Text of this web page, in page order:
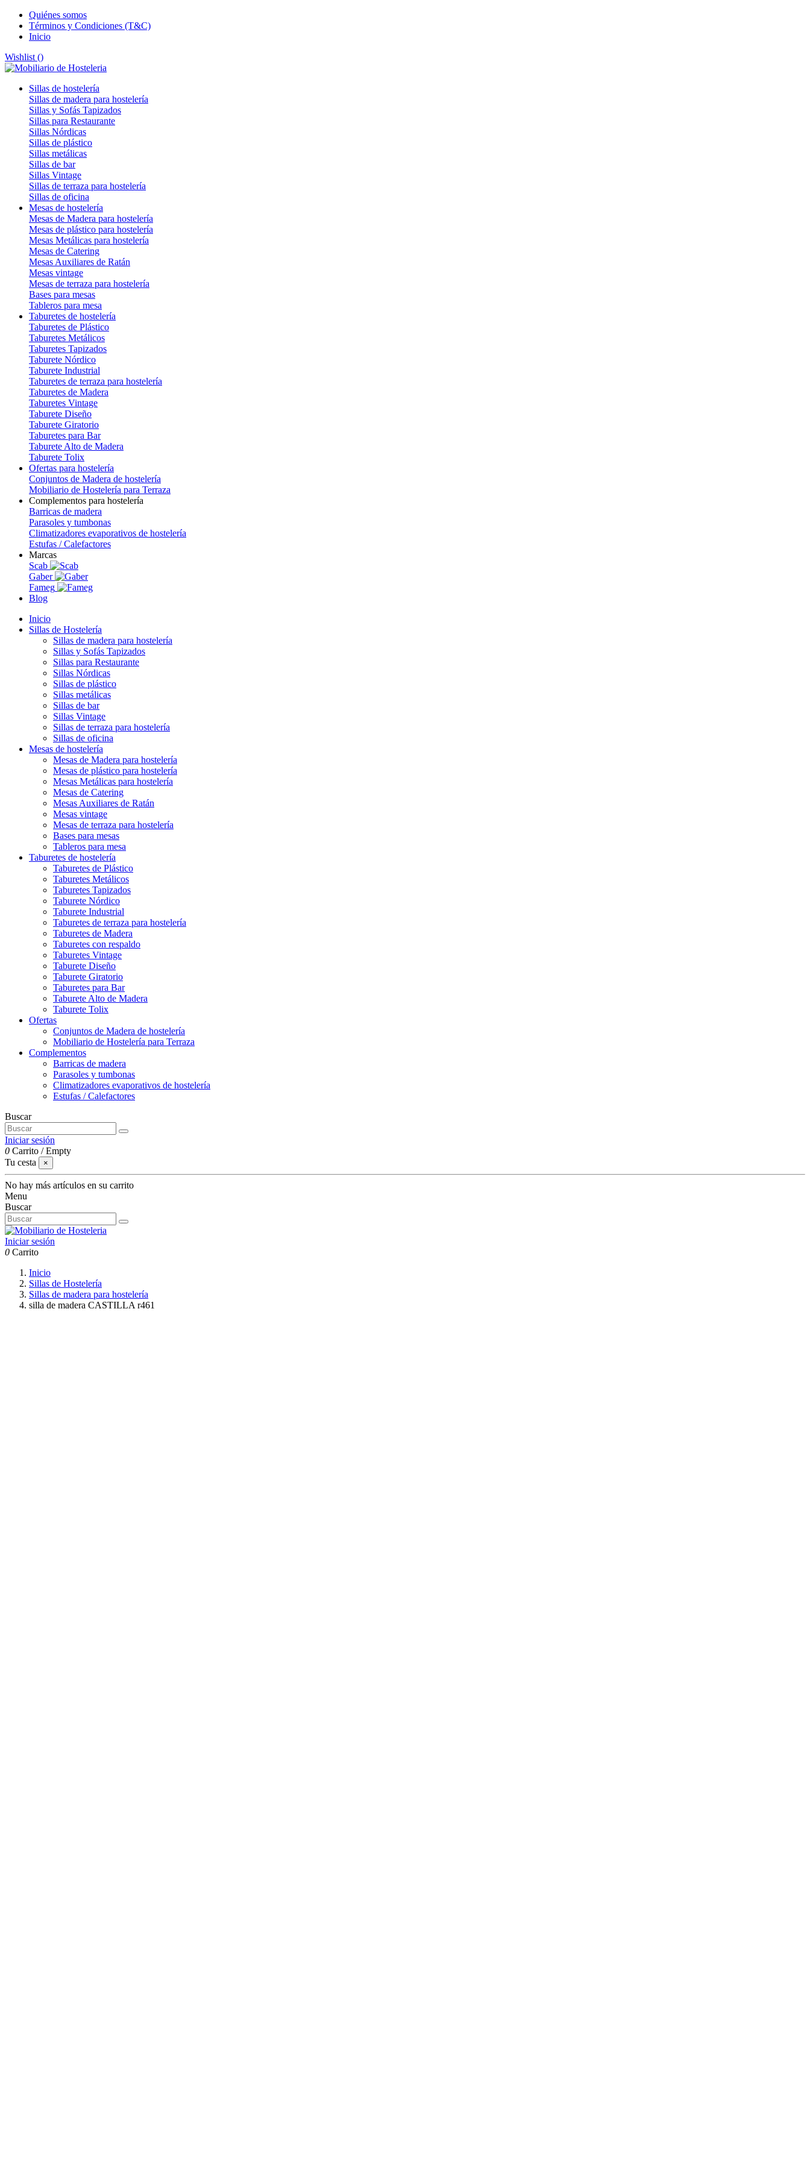
Quiénes somos
Términos y Condiciones (T&C)
Inicio
Wishlist ()
Sillas de hostelería
Sillas de madera para hostelería
Sillas y Sofás Tapizados
Sillas para Restaurante
Sillas Nórdicas
Sillas de plástico
Sillas metálicas
Sillas de bar
Sillas Vintage
Sillas de terraza para hostelería
Sillas de oficina
Mesas de hostelería
Mesas de Madera para hostelería
Mesas de plástico para hostelería
Mesas Metálicas para hostelería
Mesas de Catering
Mesas Auxiliares de Ratán
Mesas vintage
Mesas de terraza para hostelería
Bases para mesas
Tableros para mesa
Taburetes de hostelería
Taburetes de Plástico
Taburetes Metálicos
Taburetes Tapizados
Taburete Nórdico
Taburete Industrial
Taburetes de terraza para hostelería
Taburetes de Madera
Taburetes Vintage
Taburete Diseño
Taburete Giratorio
Taburetes para Bar
Taburete Alto de Madera
Taburete Tolix
Ofertas para hostelería
Conjuntos de Madera de hostelería
Mobiliario de Hostelería para Terraza
Complementos para hostelería
Barricas de madera
Parasoles y tumbonas
Climatizadores evaporativos de hostelería
Estufas / Calefactores
Marcas
Scab
Gaber
Fameg
Blog
Inicio
Sillas de Hostelería
Sillas de madera para hostelería
Sillas y Sofás Tapizados
Sillas para Restaurante
Sillas Nórdicas
Sillas de plástico
Sillas metálicas
Sillas de bar
Sillas Vintage
Sillas de terraza para hostelería
Sillas de oficina
Mesas de hostelería
Mesas de Madera para hostelería
Mesas de plástico para hostelería
Mesas Metálicas para hostelería
Mesas de Catering
Mesas Auxiliares de Ratán
Mesas vintage
Mesas de terraza para hostelería
Bases para mesas
Tableros para mesa
Taburetes de hostelería
Taburetes de Plástico
Taburetes Metálicos
Taburetes Tapizados
Taburete Nórdico
Taburete Industrial
Taburetes de terraza para hostelería
Taburetes de Madera
Taburetes con respaldo
Taburetes Vintage
Taburete Diseño
Taburete Giratorio
Taburetes para Bar
Taburete Alto de Madera
Taburete Tolix
Ofertas
Conjuntos de Madera de hostelería
Mobiliario de Hostelería para Terraza
Complementos
Barricas de madera
Parasoles y tumbonas
Climatizadores evaporativos de hostelería
Estufas / Calefactores
Buscar
Iniciar sesión
0 Carrito /Empty
Tu cesta
×
No hay más artículos en su carrito
Menu
Buscar
Iniciar sesión
0 Carrito
Inicio
Sillas de Hostelería
Sillas de madera para hostelería
silla de madera CASTILLA r461